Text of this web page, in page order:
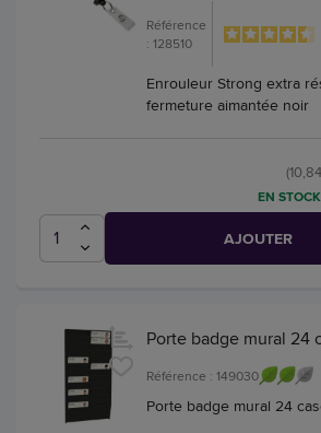
Référence
: 128510
Enrouleur Strong extra
fermeture aimantée noir
EN
AJOUTER
Porte badge mural 24
Référence : 149030
Porte badge mural 24